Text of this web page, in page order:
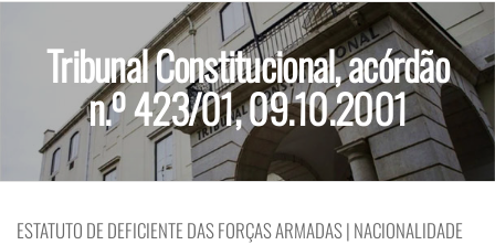
Tribunal Constitucional, acórdão
n.º 423/01, 09.10.2001
ESTATUTO DE DEFICIENTE DAS FORÇAS ARMADAS | NACIONALIDADE